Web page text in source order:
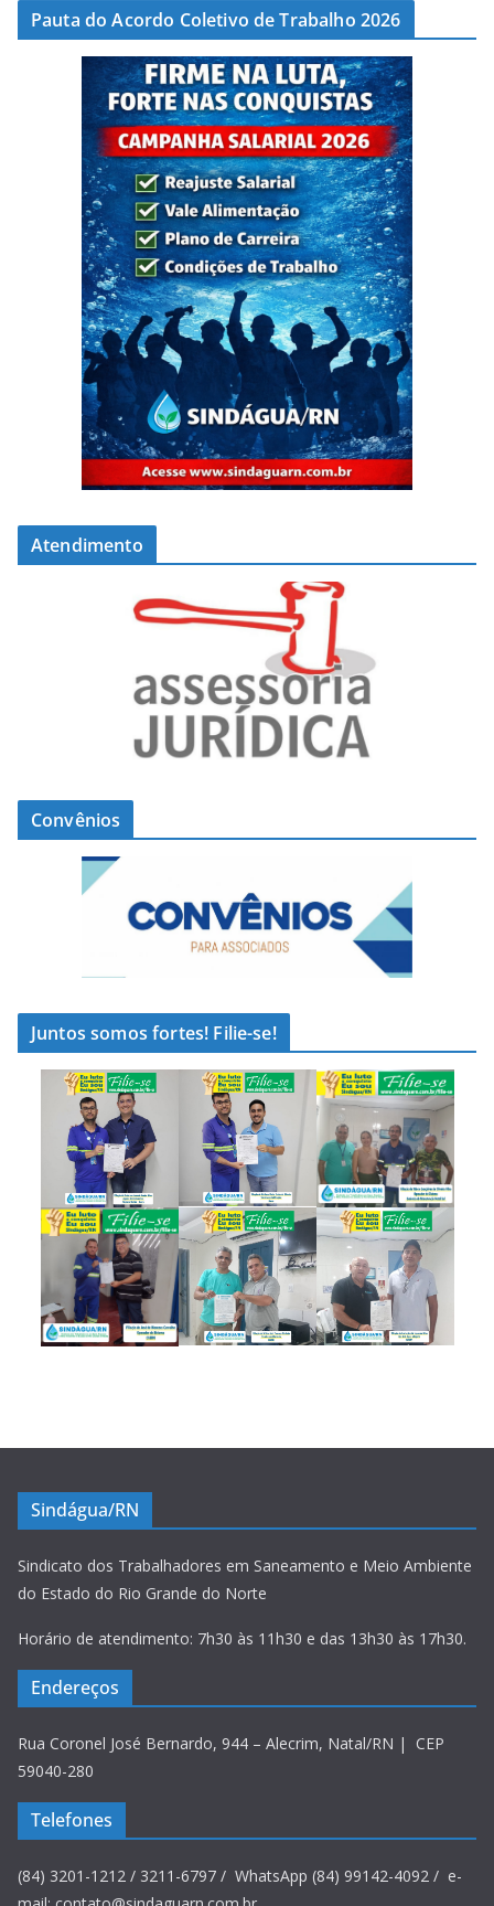
Pauta do Acordo Coletivo de Trabalho 2026
Atendimento
Convênios
Juntos somos fortes! Filie-se!
Sindágua/RN
Sindicato dos Trabalhadores em Saneamento e Meio Ambiente
do Estado do Rio Grande do Norte
Horário de atendimento: 7h30 às 11h30 e das 13h30 às 17h30.
Endereços
Rua Coronel José Bernardo, 944 – Alecrim, Natal/RN | CEP
59040-280
Telefones
(84) 3201-1212 / 3211-6797 / WhatsApp (84) 99142-4092 / e-